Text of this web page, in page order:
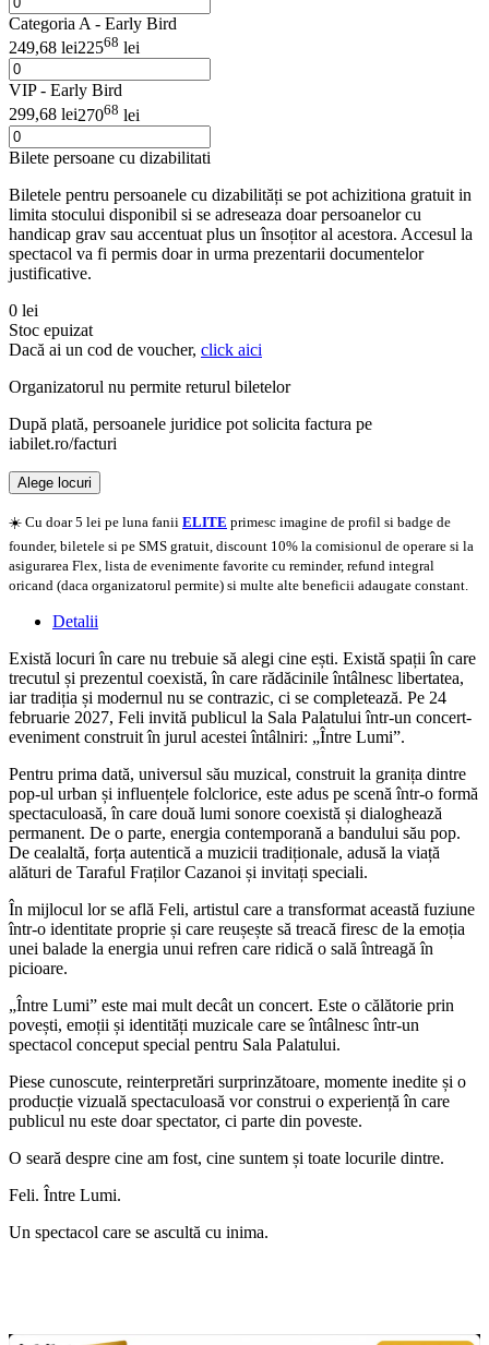
Categoria A - Early Bird
249,68 lei22568 lei
VIP - Early Bird
299,68 lei27068 lei
Bilete persoane cu dizabilitati
Biletele pentru persoanele cu dizabilități se pot achizitiona gratuit in
limita stocului disponibil si se adreseaza doar persoanelor cu
handicap grav sau accentuat plus un însoțitor al acestora. Accesul la
spectacol va fi permis doar in urma prezentarii documentelor
justificative.
0 lei
Stoc epuizat
Dacă ai un cod de voucher, click aici
Organizatorul nu permite returul biletelor
După plată, persoanele juridice pot solicita factura pe
iabilet.ro/facturi
Alege locuri
☀️ Cu doar 5 lei pe luna fanii ELITE primesc imagine de profil si badge de
founder, biletele si pe SMS gratuit, discount 10% la comisionul de operare si la
asigurarea Flex, lista de evenimente favorite cu reminder, refund integral
oricand (daca organizatorul permite) si multe alte beneficii adaugate constant.
Detalii
Există locuri în care nu trebuie să alegi cine ești. Există spații în care
trecutul și prezentul coexistă, în care rădăcinile întâlnesc libertatea,
iar tradiția și modernul nu se contrazic, ci se completează. Pe 24
februarie 2027, Feli invită publicul la Sala Palatului într-un concert-
eveniment construit în jurul acestei întâlniri: „Între Lumi”.
Pentru prima dată, universul său muzical, construit la granița dintre
pop-ul urban și influențele folclorice, este adus pe scenă într-o formă
spectaculoasă, în care două lumi sonore coexistă și dialoghează
permanent. De o parte, energia contemporană a bandului său pop.
De cealaltă, forța autentică a muzicii tradiționale, adusă la viață
alături de Taraful Fraților Cazanoi și invitați speciali.
În mijlocul lor se află Feli, artistul care a transformat această fuziune
într-o identitate proprie și care reușește să treacă firesc de la emoția
unei balade la energia unui refren care ridică o sală întreagă în
picioare.
„Între Lumi” este mai mult decât un concert. Este o călătorie prin
povești, emoții și identități muzicale care se întâlnesc într-un
spectacol conceput special pentru Sala Palatului.
Piese cunoscute, reinterpretări surprinzătoare, momente inedite și o
producție vizuală spectaculoasă vor construi o experiență în care
publicul nu este doar spectator, ci parte din poveste.
O seară despre cine am fost, cine suntem și toate locurile dintre.
Feli. Între Lumi.
Un spectacol care se ascultă cu inima.